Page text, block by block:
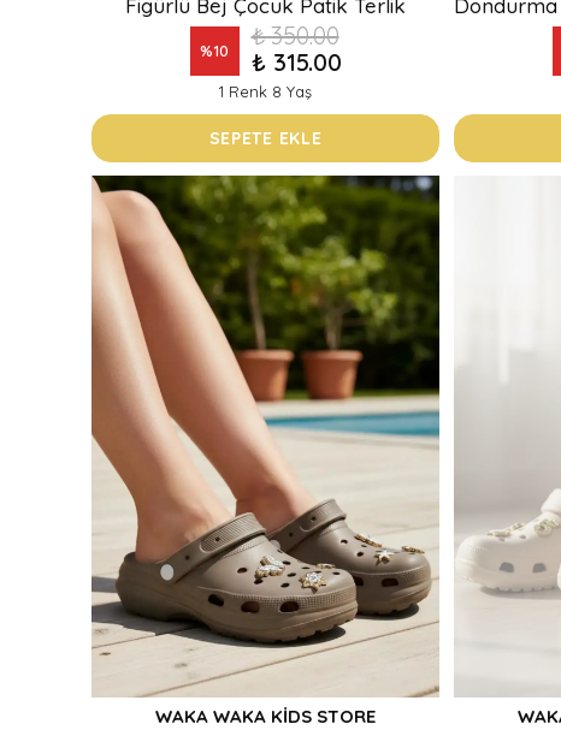
Figürlü Bej Çocuk Patik Terlik
%10
₺ 350.00
₺ 315.00
1 Renk 8 Yaş
SEPETE EKLE
WAKA WAKA KIDS STORE